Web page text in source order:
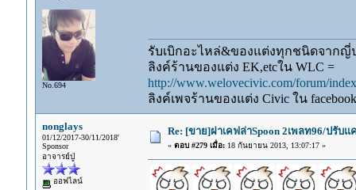
No.694
รับเบิกอะไหล่&ของแต่งทุกชนิดจากญี่
ลิงค์ร้านของแต่ง EK,etcใน WLC =
http://www.welovecivic.com/forum/
ลิงค์เพจร้านของแต่ง Civic ใน
nonglays
01/12/2017-30/11/2018'
Sponsor
อาจารย์ปู่
ออฟไลน์
Re: [ขาย]ฝาเคฟล่าSpoon 2เพลท96/ปรับ
« ตอบ #279 เมื่อ:18 กันยายน 2013, 13:07:17 »